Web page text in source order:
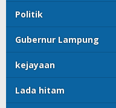
Politik
Gubernur Lampung
kejayaan
Lada hitam